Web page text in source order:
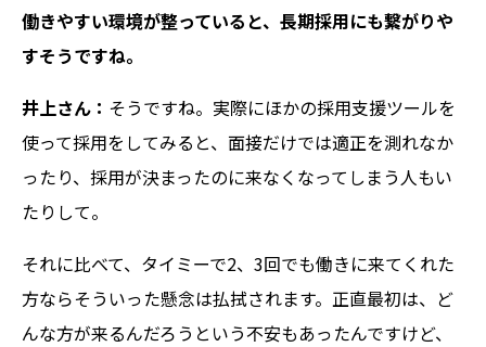
働きやすい環境が整っていると、長期採用にも繋がりや
すそうですね。
井上さん： そうですね。実際にほかの採用支援ツールを
使って採用をしてみると、面接だけでは適正を測れなか
ったり、採用が決まったのに来なくなってしまう人もい
たりして。
それに比べて、タイミーで2、3回でも働きに来てくれた
方ならそういった懸念は払拭されます。正直最初は、ど
んな方が来るんだろうという不安もあったんですけど、